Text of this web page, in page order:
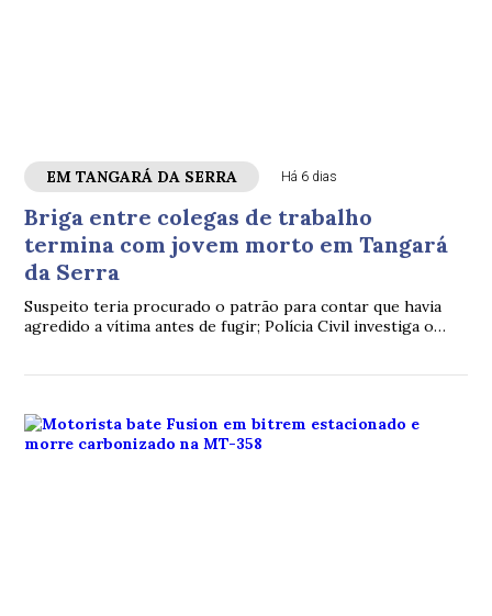
EM TANGARÁ DA SERRA Há 6 dias
Briga entre colegas de trabalho
termina com jovem morto em Tangará
da Serra
Suspeito teria procurado o patrão para contar que havia
agredido a vítima antes de fugir; Polícia Civil investiga o